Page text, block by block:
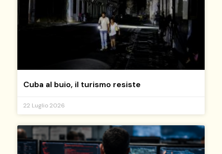
Cuba al buio, il turismo resiste
22 Luglio 2026